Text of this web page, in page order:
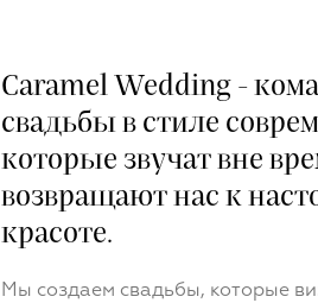
Caramel Wedding -
свадьбы в стиле
которые звучат вне
возвращают нас к
красоте.
Мы создаем свадьбы, которые